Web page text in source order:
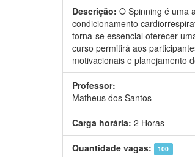
Descrição: O Spinning é uma
condicionamento
torna-se essencial oferecer
curso permitirá aos
motivacionais e planejamento
Professor:
Matheus dos Santos
Carga horária: 2 Horas
Quantidade vagas: 100